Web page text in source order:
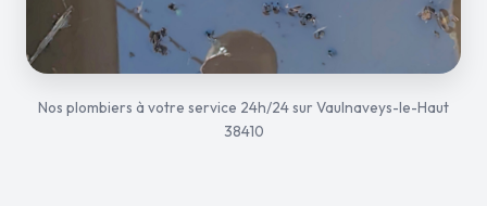
Nos plombiers à votre service 24h/24 sur Vaulnaveys-le-Haut
38410